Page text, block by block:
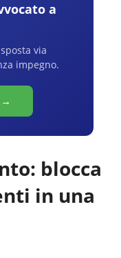
a
via
impegno.
→
blocca
in una